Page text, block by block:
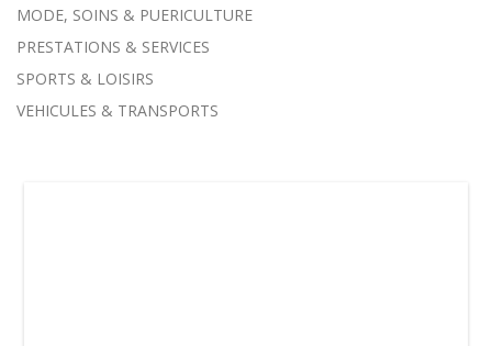
MODE, SOINS & PUERICULTURE
PRESTATIONS & SERVICES
SPORTS & LOISIRS
VEHICULES & TRANSPORTS